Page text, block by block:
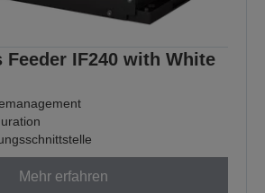
Feeder IF240 with White
Mehr erfahren